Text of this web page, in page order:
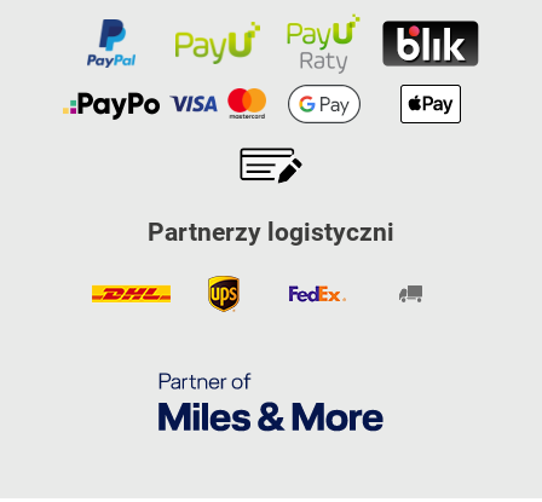
Partnerzy logistyczni